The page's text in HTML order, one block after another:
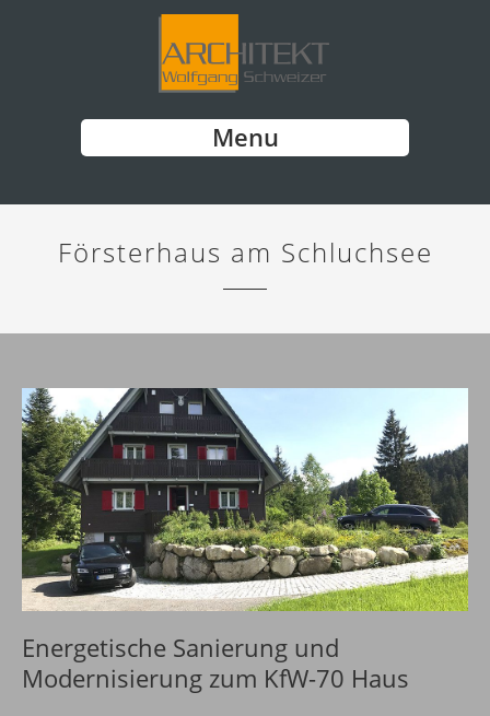
Menu
Försterhaus am Schluchsee
Energetische Sanierung und
Modernisierung zum KfW-70 Haus